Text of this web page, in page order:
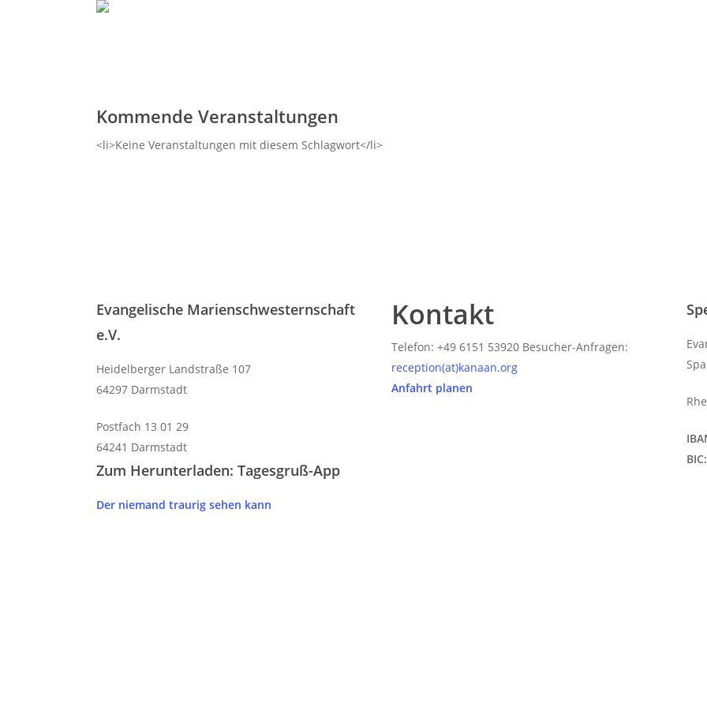
Kommende Veranstaltungen
<li>Keine Veranstaltungen mit diesem Schlagwort</li>
Evangelische Marienschwesternschaft
e.V.
Heidelberger Landstraße 107
64297 Darmstadt
Postfach 13 01 29
64241 Darmstadt
Zum Herunterladen: Tagesgruß-App
Der niemand traurig sehen kann
Kontakt
Telefon: +49 6151 53920 Besucher-Anfragen:
reception(at)kanaan.org
Anfahrt planen
S
BIC: